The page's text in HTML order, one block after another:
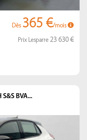
Dès 365 €/mois
Prix Lesparre 23 630 €
BVA...